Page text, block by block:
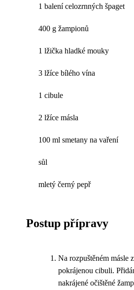
1 balení celozrnných špaget
400 g žampionů
1 lžička hladké mouky
3 lžíce bílého vína
1 cibule
2 lžíce másla
100 ml smetany na vaření
sůl
mletý černý pepř
Postup přípravy
Na rozpuštěném másle
pokrájenou cibuli.
nakrájené očištěné